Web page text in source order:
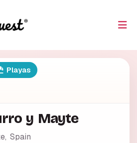
Playas
y Mayte
, Spain